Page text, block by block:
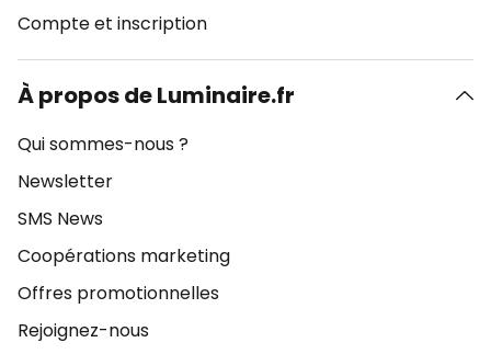
Compte et inscription
À propos de Luminaire.fr
Qui sommes-nous ?
Newsletter
SMS News
Coopérations marketing
Offres promotionnelles
Rejoignez-nous